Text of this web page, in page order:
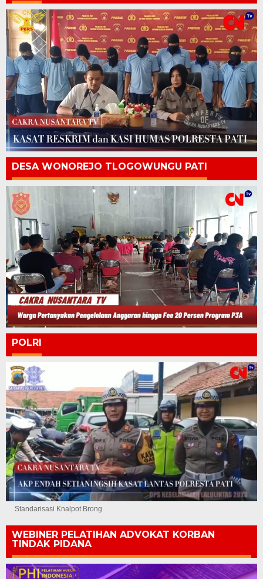
DESA WONOREJO TLOGOWUNGU PATI
POLRI
Standarisasi Knalpot Brong
WEBINER PELATIHAN ADVOKAT KORBAN
TINDAK PIDANA